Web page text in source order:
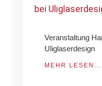
Veranstaltung
Uliglaserdesign
MEHR LESEN...